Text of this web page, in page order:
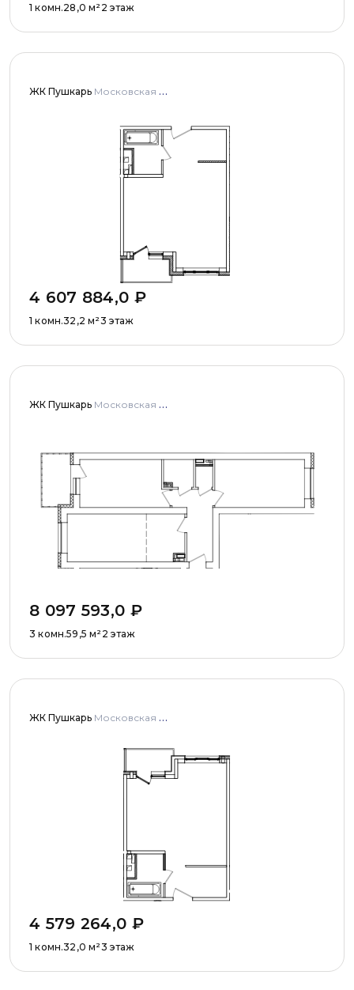
1 комн.28,0 м²2 этаж
ЖК Пушкарь Московская область, Городской округ Пушкинский, с. Тарасовка, мкр Пушкарь, дома № 1, 2, 3
4 607 884,0 ₽
1 комн.32,2 м²3 этаж
ЖК Пушкарь Московская область, Городской округ Пушкинский, с. Тарасовка, мкр Пушкарь, дома № 1, 2, 3
8 097 593,0 ₽
3 комн.59,5 м²2 этаж
ЖК Пушкарь Московская область, Городской округ Пушкинский, с. Тарасовка, мкр Пушкарь, дома № 1, 2, 3
4 579 264,0 ₽
1 комн.32,0 м²3 этаж